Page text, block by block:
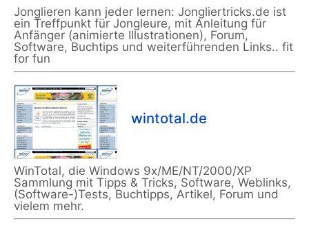
Jonglieren kann jeder lernen: Jongliertricks.de ist
ein Treffpunkt für Jongleure, mit Anleitung für
Anfänger (animierte Illustrationen), Forum,
Software, Buchtips und weiterführenden Links.. fit
for fun
wintotal.de
WinTotal, die Windows 9x/ME/NT/2000/XP
Sammlung mit Tipps & Tricks, Software, Weblinks,
(Software-)Tests, Buchtipps, Artikel, Forum und
vielem mehr.